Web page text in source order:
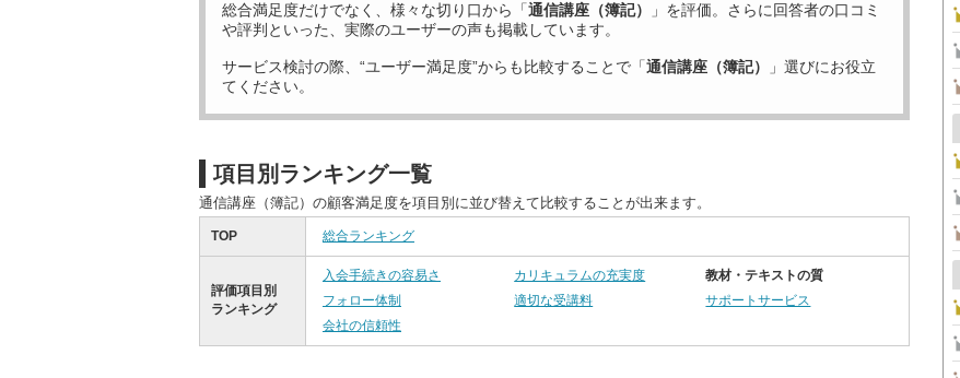
総合満足度だけでなく、様々な切り口から「通信講座（簿記）
」を評価。さらに回答者の口コミ
や評判といった、実際のユーザーの声も掲載しています。
サービス検討の際、“ユーザー満足度”からも比較することで「通信講座（簿記）
」選びにお役立
てください。
項目別ランキング一覧
通信講座（簿記）の顧客満足度を項目別に並び替えて比較することが出来ます。
TOP 総合ランキング
評価項目別
ランキング
入会手続きの容易さ カリキュラムの充実度
教材・テキストの質
フォロー体制
適切な受講料
サポートサービス
会社の信頼性